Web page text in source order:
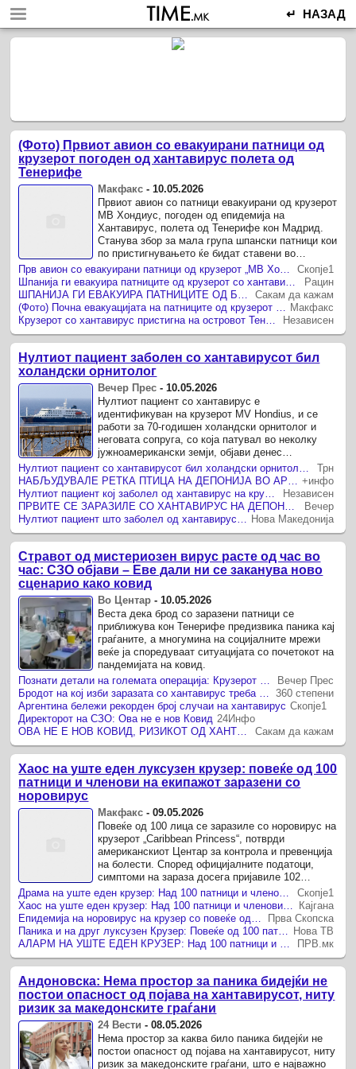
↵ НАЗАД
(Фото) Првиот авион со евакуирани патници од
крузерот погоден од хантавирус полета од
Тенерифе
Макфакс - 10.05.2026
Првиот авион со патници евакуирани од крузерот
МВ Хондиус, погоден од епидемија на
Хантавирус, полета од Тенерифе кон Мадрид.
Станува збор за мала група шпански патници кои
по пристигнувањето ќе бидат ставени во
карантин во воената болница „Гомез ...
Скопје1
Рацин
Сакам да кажам
Макфакс
Независен
Нултиот пациент заболен со хантавирусот бил
холандски орнитолог
Вечер Прес - 10.05.2026
Нултиот пациент со хантавирус е
идентификуван на крузерот MV Hondius, и се
работи за 70-годишен холандски орнитолог и
неговата сопруга, со која патувал во неколку
јужноамерикански земји, објави денес
телевизијата BFM.
Трн
+инфо
Независен
Вечер
Нова Македонија
Стравот од мистериозен вирус расте од час во
час: СЗО објави – Еве дали ни се заканува ново
сценарио како ковид
Во Центар -10.05.2026
Веста дека брод со заразени патници се
приближува кон Тенерифе предизвика паника кај
граѓаните, а многумина на социјалните мрежи
веќе ја споредуваат ситуацијата со почетокот на
пандемијата на ковид.
Познати детали на големата операција: Крузерот со хантавирус се закотвува на шпанско тло!
Вечер Прес
Бродот на кој изби заразата со хантавирус треба да вплови на островот Тенерифе, СЗО убедува дека нема опасност за населението
360 степени
Аргентина бележи рекорден број случаи на хантавирус Скопје1
Директорот на СЗО: Ова не е нов Ковид 24Инфо
ОВА НЕ Е НОВ КОВИД, РИЗИКОТ ОД ХАНТРАВИРУСОТ Е НИЗОК, ДИРЕКТОРОТ НА СЗО ГИ СМИРУВА ЖИТЕЛИТЕ НА ТЕНЕРИФЕ
Сакам да кажам
Хаос на уште еден луксузен крузер: повеќе од 100
патници и членови на екипажот заразени со
норовирус
Макфакс -09.05.2026
Повеќе од 100 лица се заразиле со норовирус на
крузерот „Caribbean Princess“, потврди
американскиот Центар за контрола и превенција
на болести. Според официјалните податоци,
симптоми на зараза досега пријавиле 102
патници и 13 членови на екипажот, ...Драма на уште еден крузер: Над 100 патници и членови на екипажот погодени од опасен вирус
Скопје1
Хаос на уште еден крузер: Над 100 патници и членови на екипажот заразени со норовирус
Кајгана
Епидемија на норовирус на крузер со повеќе од 4.000 луѓе
Прва Скопска
Паника и на друг луксузен Крузер: Повеќе од 100 патници и членови на екипажот заразени со норовирус Нова ТВ
АЛАРМ НА УШТЕ ЕДЕН КРУЗЕР: Над 100 патници и членови на екипажот погодени од опасен вирус!
ПРВ.мк
Андоновска: Нема простор за паника бидејќи не
постои опасност од појава на хантавирусот, ниту
ризик за македонските граѓани
24 Вести -08.05.2026
Нема простор за каква било паника бидејќи не
постои опасност од појава на хантавирусот, ниту
ризик за македонските граѓани, што е најважно